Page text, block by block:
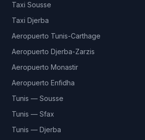
Taxi Sousse
Taxi Djerba
Aeropuerto Tunis-Carthage
Aeropuerto Djerba-Zarzis
Aeropuerto Monastir
Aeropuerto Enfidha
Tunis — Sousse
Tunis — Sfax
Tunis — Djerba